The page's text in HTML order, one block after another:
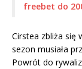
freebet do
Cirstea zbliża się
sezon musiała
Powrót do